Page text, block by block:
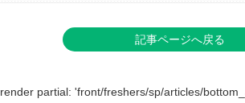
記事ページへ戻る
render partial: 'front/freshers/sp/articles/